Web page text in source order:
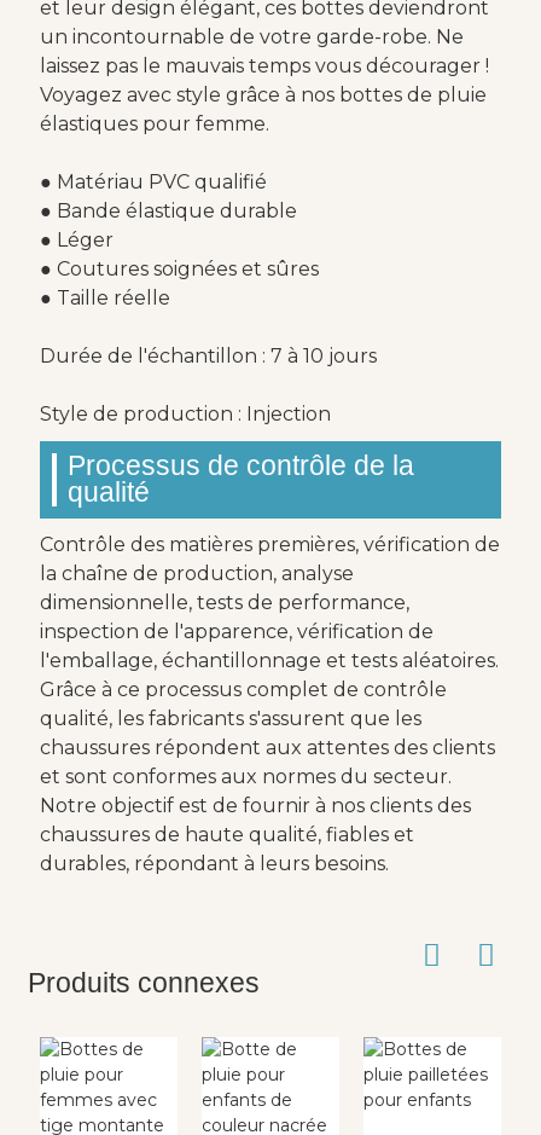
et leur design élégant, ces bottes deviendront
un incontournable de votre garde-robe. Ne
laissez pas le mauvais temps vous décourager !
Voyagez avec style grâce à nos bottes de pluie
élastiques pour femme.
● Matériau PVC qualifié
● Bande élastique durable
● Léger
● Coutures soignées et sûres
● Taille réelle
Durée de l'échantillon : 7 à 10 jours
Style de production : Injection
Processus de contrôle de la
qualité
Contrôle des matières premières, vérification de
la chaîne de production, analyse
dimensionnelle, tests de performance,
inspection de l'apparence, vérification de
l'emballage, échantillonnage et tests aléatoires.
Grâce à ce processus complet de contrôle
qualité, les fabricants s'assurent que les
chaussures répondent aux attentes des clients
et sont conformes aux normes du secteur.
Notre objectif est de fournir à nos clients des
chaussures de haute qualité, fiables et
durables, répondant à leurs besoins.
Produits connexes